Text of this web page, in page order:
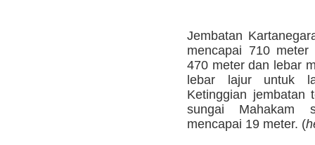
Jembatan
mencapai 710
470 meter dan lebar
lebar lajur untuk
Ketinggian jembatan
sungai Mahakam
mencapai 19 meter. (